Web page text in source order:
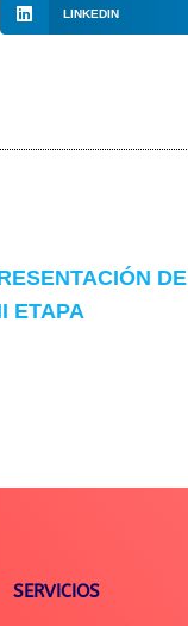
LINKEDIN
DE
ETAPA
SERVICIOS